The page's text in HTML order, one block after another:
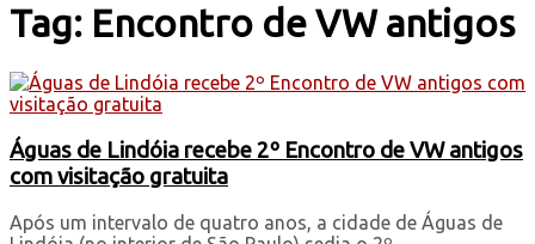
Tag: Encontro de VW antigos
Águas de Lindóia recebe 2º Encontro de VW antigos
com visitação gratuita
Após um intervalo de quatro anos, a cidade de Águas de